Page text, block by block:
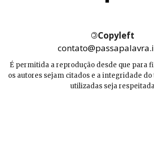
©Copyleft
É permitida a reprodução desde que para
os autores sejam citados e a integridade
utilizadas seja